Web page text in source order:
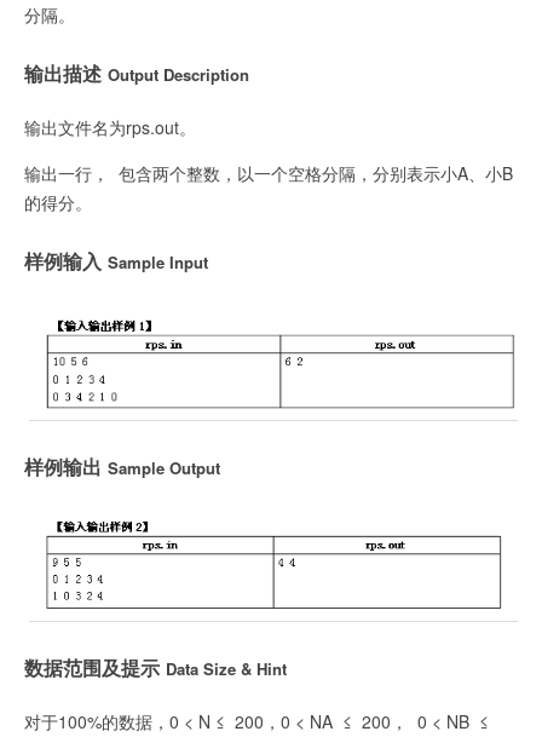
分隔。
输出描述 Output Description
输出文件名为rps.out。
输出一行， 包含两个整数，以一个空格分隔，分别表示小A、小B
的得分。
样例输入 Sample Input
样例输出 Sample Output
数据范围及提示 Data Size & Hint
对于100%的数据，0 < N ≤ 200，0 < NA ≤ 200， 0 < NB ≤